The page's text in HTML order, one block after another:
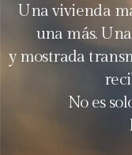
Una vivienda
una más.
y mostrada
No es